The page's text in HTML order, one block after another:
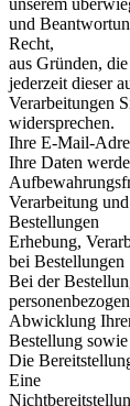
unserem
und
Recht,
aus Gründen,
jederzeit dieser
Verarbeitungen
widersprechen.
Ihre E-Mail-
Ihre Daten
Verarbeitung
Bestellungen
Erhebung,
bei Bestellungen
Bei der
Abwicklung
Bestellung
Die
Eine